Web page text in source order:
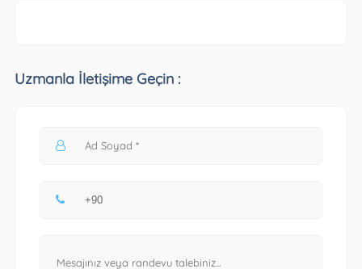
Uzmanla İletişime Geçin :